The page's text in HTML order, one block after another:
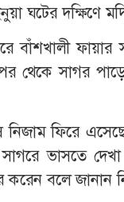
ঘটের দক্ষিণে
বাঁশখালী ফায়ার
থেকে সাগর
নিজাম ফি‌রে
ভাসতে
করেন ব‌লে জানান